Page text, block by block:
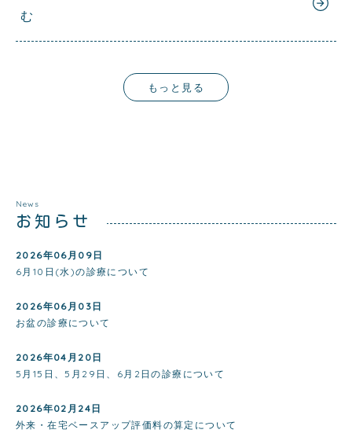
む
もっと見る
お知らせ
News
2026年06月09日
6月10日(水)の診療について
2026年06月03日
お盆の診療について
2026年04月20日
5月15日、5月29日、6月2日の診療について
2026年02月24日
外来・在宅ベースアップ評価料の算定について